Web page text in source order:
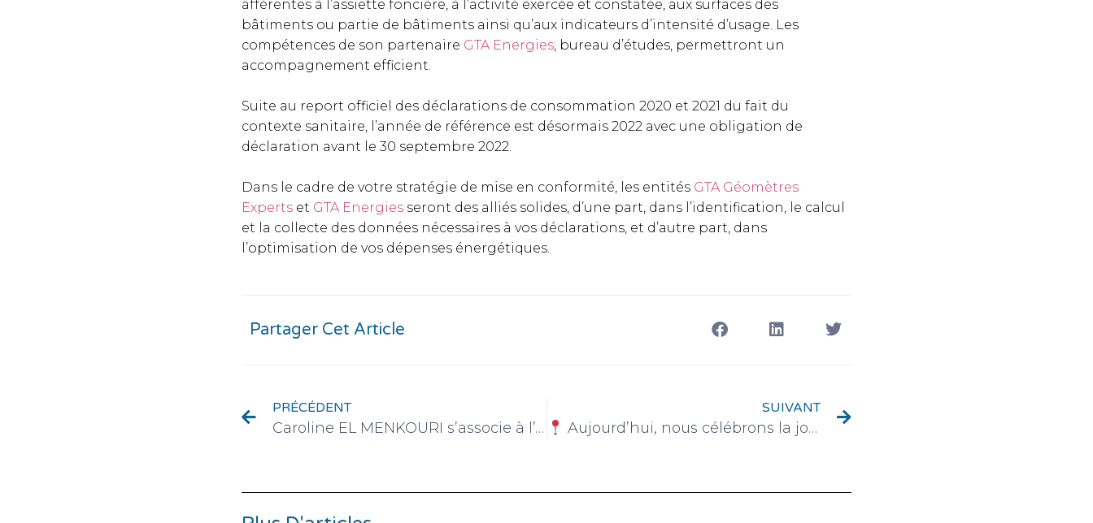
afférentes à l’assiette foncière, à l’activité exercée et constatée, aux surfaces des
bâtiments ou partie de bâtiments ainsi qu’aux indicateurs d’intensité d’usage. Les
compétences de son partenaire GTA Energies, bureau d’études, permettront un
accompagnement efficient.
Suite au report officiel des déclarations de consommation 2020 et 2021 du fait du
contexte sanitaire, l’année de référence est désormais 2022 avec une obligation de
déclaration avant le 30 septembre 2022.
Dans le cadre de votre stratégie de mise en conformité, les entités GTA Géomètres
Experts et GTA Energies seront des alliés solides, d’une part, dans l’identification, le calcul
et la collecte des données nécessaires à vos déclarations, et d’autre part, dans
l’optimisation de vos dépenses énergétiques.
Partager Cet Article
PRÉCÉDENT
Caroline EL MENKOURI s’associe à l’équipe dirigeante de GTA Géomètres Experts
SUIVANT
Aujourd’hui, nous célébrons la journée mondiale du Géomètre